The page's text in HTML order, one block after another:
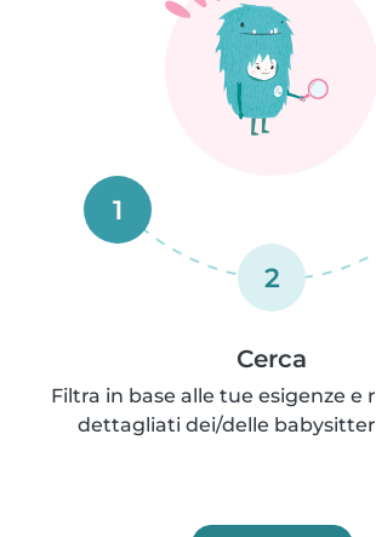
1
2
Cerca
Filtra in base alle tue esigenze e
dettagliati dei/delle